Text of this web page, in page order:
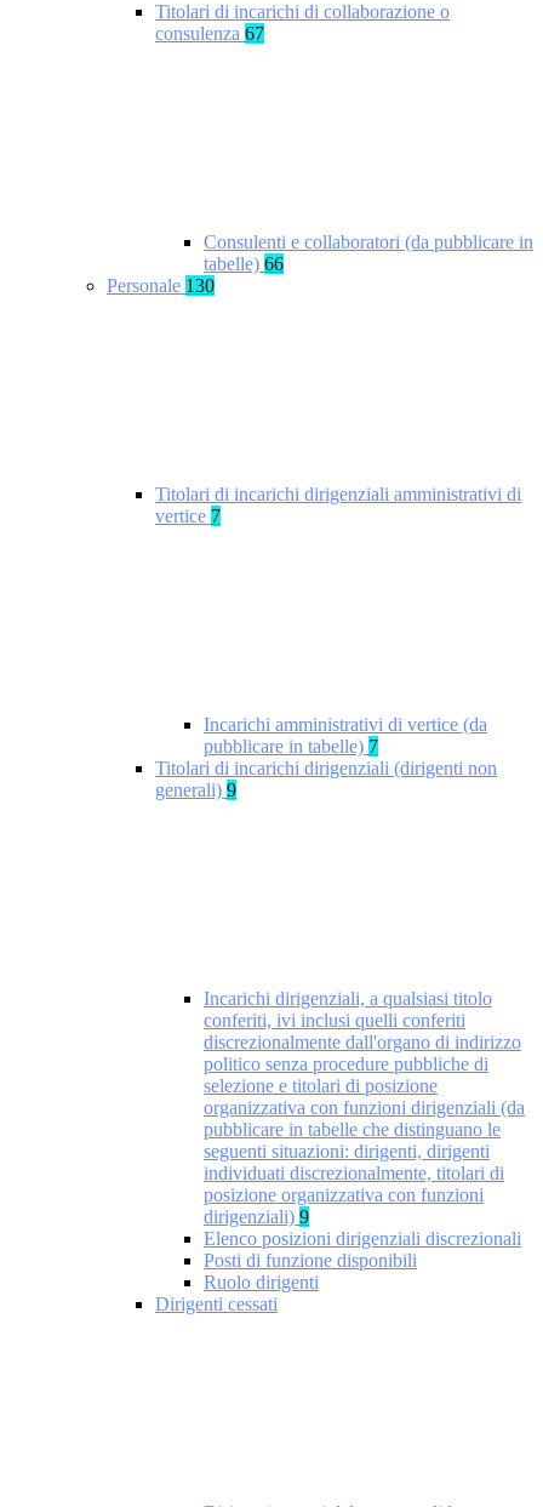
Titolari di incarichi di collaborazione o
consulenza 67
Consulenti e collaboratori (da pubblicare in
tabelle) 66
Personale 130
Titolari di incarichi dirigenziali amministrativi di
vertice 7
Incarichi amministrativi di vertice (da
pubblicare in tabelle) 7
Titolari di incarichi dirigenziali (dirigenti non
generali) 9
Incarichi dirigenziali, a qualsiasi titolo
conferiti, ivi inclusi quelli conferiti
discrezionalmente dall'organo di indirizzo
politico senza procedure pubbliche di
selezione e titolari di posizione
organizzativa con funzioni dirigenziali (da
pubblicare in tabelle che distinguano le
seguenti situazioni: dirigenti, dirigenti
individuati discrezionalmente, titolari di
posizione organizzativa con funzioni
dirigenziali) 9
Elenco posizioni dirigenziali discrezionali
Posti di funzione disponibili
Ruolo dirigenti
Dirigenti cessati